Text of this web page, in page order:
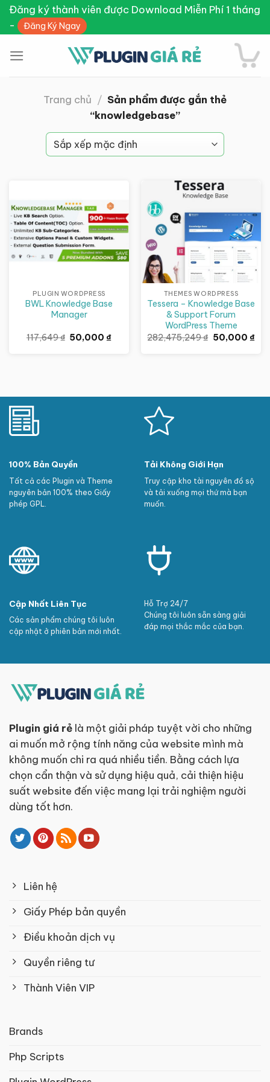
Skip
content
Đăng ký thành viên được Download Miễn Phí 1 tháng
-
Đăng Ký Ngay
Trang chủ / Sản phẩm được gắn thẻ
“knowledgebase”
PLUGIN WORDPRESS
BWL Knowledge Base
Manager
117,649₫ Giá
gốc
50,000₫Giá
Giảm giá!
THEMES WORDPRESS
Tessera – Knowledge Base
& Support Forum
WordPress Theme
282,475,249₫ Giá
gốc
50,000 ₫Giá
100% Bản Quyền
Tất cả các Plugin và Theme
nguyên bản 100% theo Giấy
phép GPL.
Tải Không Giới Hạn
Truy cập kho tài nguyên đồ sộ
và tải xuống mọi thứ mà bạn
muốn.
Cập Nhất Liên Tục
Các sản phẩm chúng tôi luôn
cập nhật ở phiên bản mới nhất.
Hỗ Trợ 24/7
Chúng tôi luôn sẵn sàng giải
đáp mọi thắc mắc của bạn.
Plugin giá rẻ là một giải pháp tuyệt vời cho những
ai muốn mở rộng tính năng của website mình mà
không muốn chi ra quá nhiều tiền. Bằng cách lựa
chọn cẩn thận và sử dụng hiệu quả, cải thiện hiệu
suất website đến việc mang lại trải nghiệm người
dùng tốt hơn.
Liên hệ
Giấy Phép bản quyền
Điều khoản dịch vụ
Quyền riêng tư
Thành Viên VIP
Brands
Php Scripts